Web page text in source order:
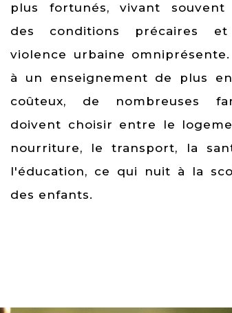
plus fortunés, vivant souvent
des conditions précaires
violence urbaine omniprésente.
à un enseignement de plus
coûteux, de nombreuses
doivent choisir entre le
nourriture, le transport, la
l'éducation, ce qui nuit à la
des enfants.